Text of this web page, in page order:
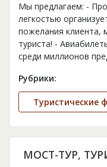
Мы предлагаем: -
легкостью
пожелания клиента,
туриста! -
среди миллионов
Рубрики:
Туристические
МОСТ-ТУР,